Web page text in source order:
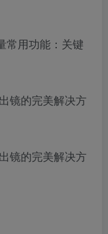
常用功能：关键
镜的完美解决方
镜的完美解决方